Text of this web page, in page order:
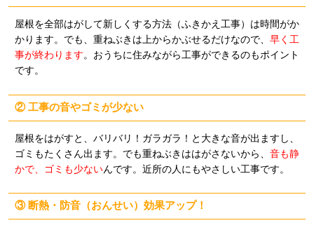
屋根を全部はがして新しくする方法（ふきかえ工事）は時間がか
かります。でも、重ねぶきは上からかぶせるだけなので、 早く工
事が終わります。おうちに住みながら工事ができるのもポイント
です。
② 工事の音やゴミが少ない
屋根をはがすと、バリバリ！ガラガラ！と大きな音が出ますし、
ゴミもたくさん出ます。でも重ねぶきははがさないから、 音も静
かで、ゴミも少ないんです。近所の人にもやさしい工事です。
③ 断熱・防音（おんせい）効果アップ！